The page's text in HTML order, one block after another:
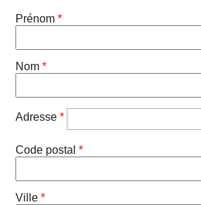
Prénom*
Nom*
Adresse*
Code postal*
Ville*